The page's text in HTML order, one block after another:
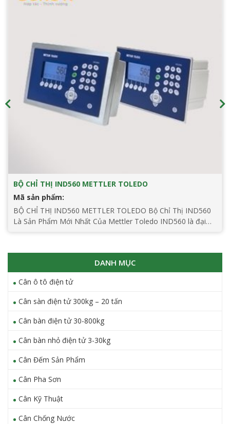
BỘ CHỈ THỊ IND560 METTLER TOLEDO
Mã sản phẩm:
BỘ CHỈ THỊ IND560 METTLER TOLEDO Bộ Chỉ Thị IND560
Là Sản Phẩm Mới Nhất Của Mettler Toledo IND560 là đại
trong chuyển động và kiểm tra trọng lượng thừa/thiếu,
DANH MỤC
Cân ô tô điện tử
Cân sàn điện tử 300kg – 20 tấn
Cân bàn điện tử 30-800kg
Cân bàn nhỏ điện tử 3-30kg
Cân Đếm Sản Phẩm
Cân Pha Sơn
Cân Kỹ Thuật
Cân Chống Nước